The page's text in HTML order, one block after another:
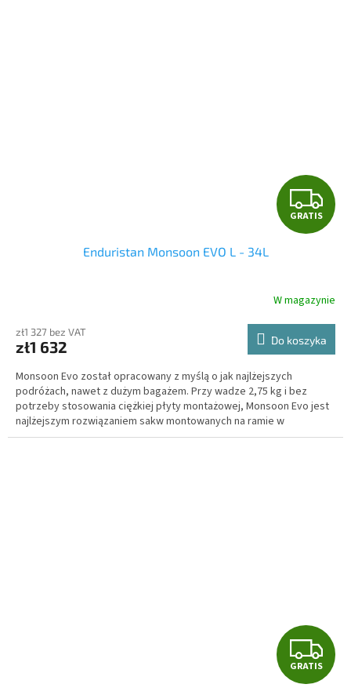
G
R
T
I
S
GRATIS
Enduristan Monsoon EVO L - 34L
W magazynie
zł1 327 bez VAT
zł1 632 Do koszyka
Monsoon Evo został opracowany z myślą o jak najlżejszych
podróżach, nawet z dużym bagażem. Przy wadze 2,75 kg i bez
potrzeby stosowania ciężkiej płyty montażowej, Monsoon Evo jest
najlżejszym rozwiązaniem sakw montowanych na ramie w
segmencie wysokiej jakości.
G
R
GRATIS